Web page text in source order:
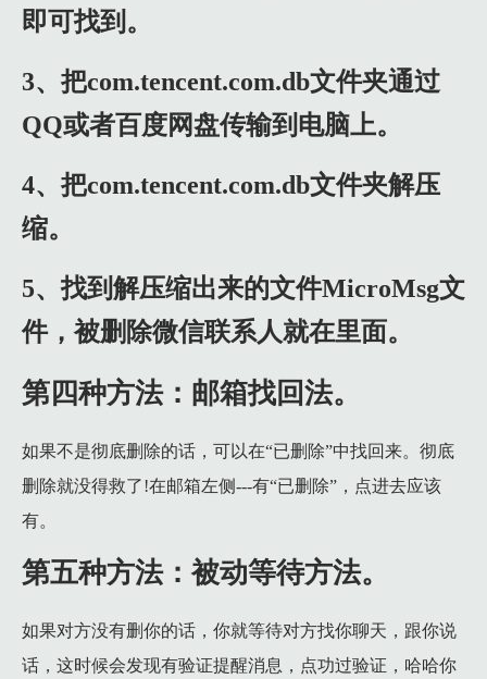
即可找到。
3、把com.tencent.com.db文件夹通过
QQ或者百度网盘传输到电脑上。
4、把com.tencent.com.db文件夹解压
缩。
5、找到解压缩出来的文件MicroMsg文
件，被删除微信联系人就在里面。
第四种方法：邮箱找回法。
如果不是彻底删除的话，可以在“已删除”中找回来。彻底
删除就没得救了!在邮箱左侧---有“已删除”，点进去应该
有。
第五种方法：被动等待方法。
如果对方没有删你的话，你就等待对方找你聊天，跟你说
话，这时候会发现有验证提醒消息，点功过验证，哈哈你